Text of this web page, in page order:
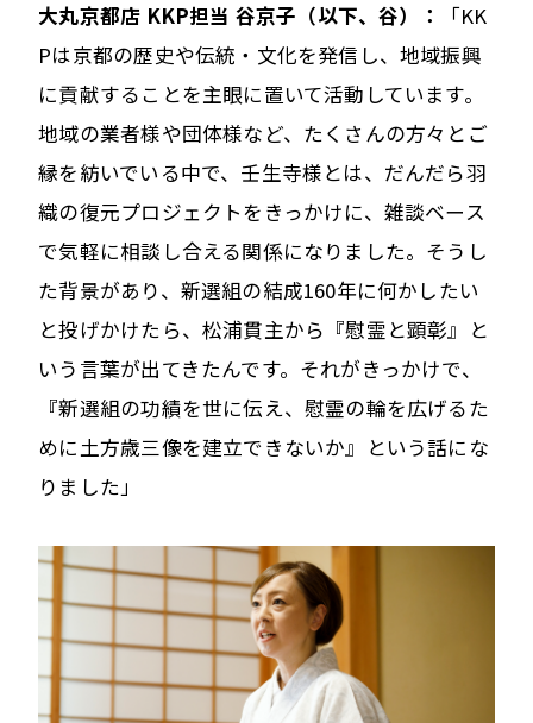
大丸京都店 KKP担当 谷京子（以下、谷）：
「KK
Pは京都の歴史や伝統・文化を発信し、地域振興
に貢献することを主眼に置いて活動しています。
地域の業者様や団体様など、たくさんの方々とご
縁を紡いでいる中で、壬生寺様とは、だんだら羽
織の復元プロジェクトをきっかけに、雑談ベース
で気軽に相談し合える関係になりました。そうし
た背景があり、新選組の結成160年に何かしたい
と投げかけたら、松浦貫主から『慰霊と顕彰』と
いう言葉が出てきたんです。それがきっかけで、
『新選組の功績を世に伝え、慰霊の輪を広げるた
めに土方歳三像を建立できないか』という話にな
りました」